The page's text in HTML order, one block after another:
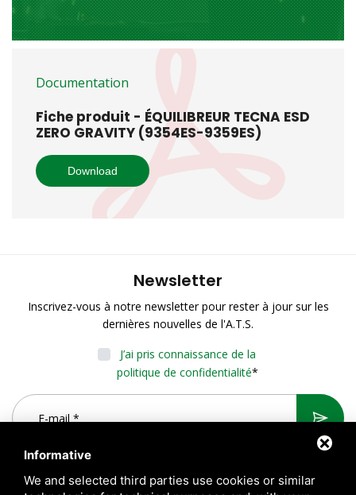
Documentation
Fiche produit - ÉQUILIBREUR TECNA ESD
ZERO GRAVITY (9354ES-9359ES)
Download
Newsletter
Inscrivez-vous à notre newsletter pour rester à jour sur les
dernières nouvelles de l'A.T.S.
J’ai pris connaissance de la
politique de confidentialité*
Informative
We and selected third parties use cookies or similar